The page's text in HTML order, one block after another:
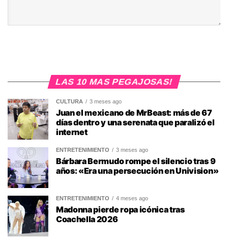
LAS 10 MAS PEGAJOSAS!
CULTURA 3 meses ago
Juan el mexicano de MrBeast: más de 67
días dentro y una serenata que paralizó el
internet
ENTRETENIMIENTO 3 meses ago
Bárbara Bermudo rompe el silencio tras 9
años: «Era una persecución en Univision»
ENTRETENIMIENTO 4 meses ago
Madonna pierde ropa icónica tras
Coachella 2026